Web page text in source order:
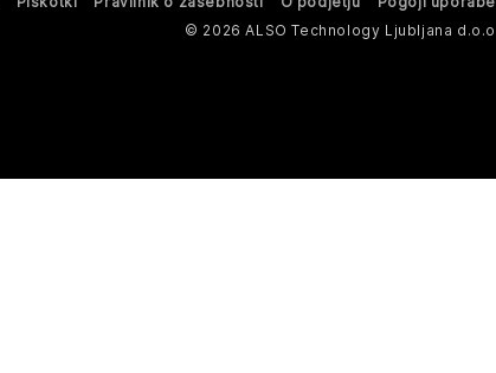
© 2026 ALSO Technology Ljubljana d.o.o